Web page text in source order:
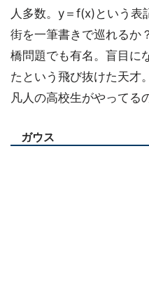
人多数。y＝f(x)という表
街を一筆書きで巡れるか
橋問題でも有名。盲目に
たという飛び抜けた天才
凡人の高校生がやってる
ガウス